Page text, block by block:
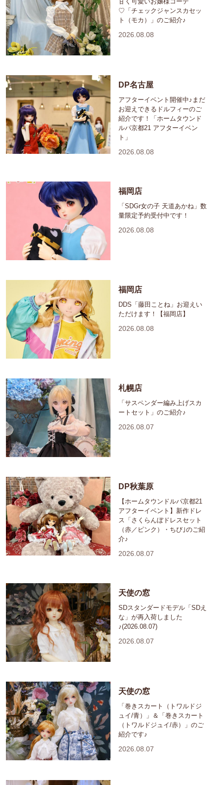
♡「チェックジャンスカセッ
ト（モカ）」のご紹介♪
2026.08.08
DP名古屋
アフターイベント開催中♪まだ
お迎えできるドルフィーのご
紹介です！「ホームタウンド
ルパ京都21 アフターイベン
ト」
2026.08.08
福岡店
「SDGr女の子 天道あかね」数
量限定予約受付中です！
2026.08.08
福岡店
DDS「藤田ことね」お迎えい
ただけます！【福岡店】
2026.08.08
札幌店
「サスペンダー編み上げスカ
ートセット」のご紹介♪
2026.08.07
DP秋葉原
【ホームタウンドルパ京都21
アフターイベント】新作ドレ
ス「さくらんぼドレスセット
（赤／ピンク）・ちび｣のご紹
介♪
2026.08.07
天使の窓
SDスタンダードモデル「SDえ
な」が再入荷しました
♪(2026.08.07)
2026.08.07
天使の窓
「巻きスカート（トワルドジ
ュイ/青）」＆「巻きスカート
（トワルドジュイ/赤）」のご
紹介です♪
2026.08.07